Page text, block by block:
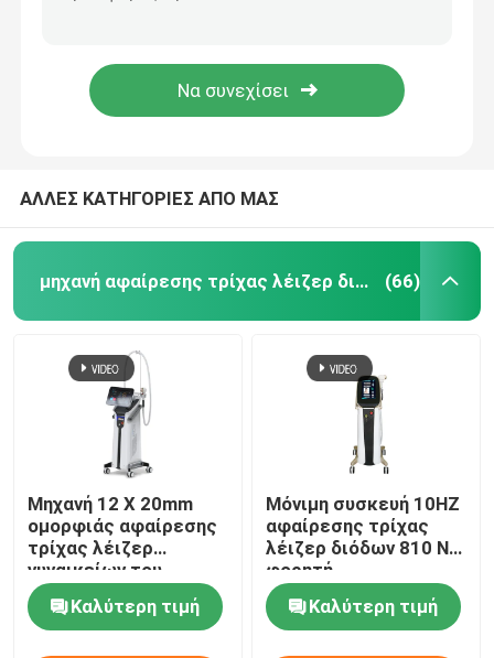
Αφαίρεση τρίχας λέιζερ διόδων SHR
τριπλό λέιζερ διόδων μήκους κύματος
Μηχανή αδυνατίσματος σώματος
μεταστρεφόμενο το q λέιζερ ND yag
ipl μηχανή αφαίρεσης τρίχας
Κλασματική μηχανή λέιζερ του CO2
ΑΛΛΕΣ ΚΑΤΗΓΟΡΙΕΣ ΑΠΟ ΜΑΣ
μηχανή αφαίρεσης τρίχας λέιζερ διόδων (66)
Μηχανή 12 X 20mm
ομορφιάς αφαίρεσης
τρίχας λέιζερ
γυναικείων του
προσώπου 808nm
διόδωνΚαλύτερη τιμή
Μόνιμη συσκευή 10HZ
αφαίρεσης τρίχας
λέιζερ διόδων 810 NM
φορητή
Καλύτερη τιμή